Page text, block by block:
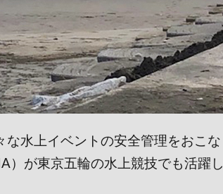
水上イベントの安全管理をおこな
）が東京五輪の水上競技でも活躍し